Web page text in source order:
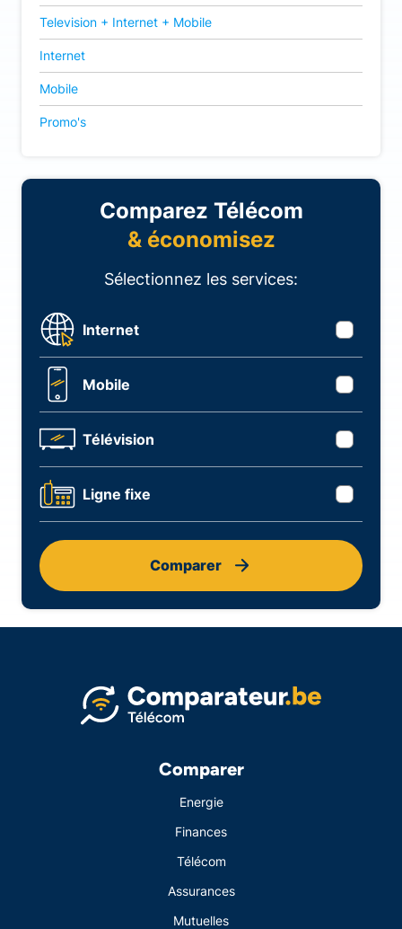
Television + Internet + Mobile
Internet
Mobile
Promo's
Comparez Télécom
& économisez
Sélectionnez les services:
Internet
Mobile
Télévision
Ligne fixe
Comparer
Comparer
Energie
Finances
Télécom
Assurances
Mutuelles